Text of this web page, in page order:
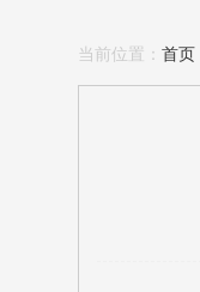
当前位置： 首页